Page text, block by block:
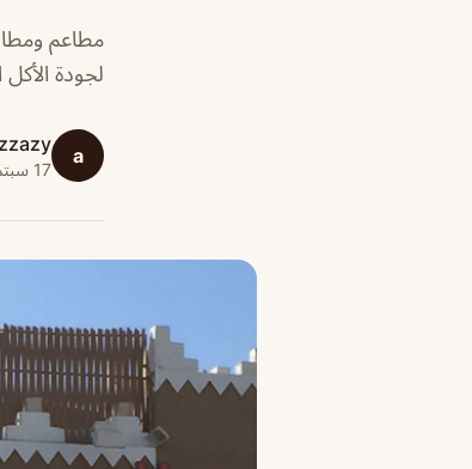
مطاعم
لجودة
a
17 سبتمبر 2020 · 1 دقائق قراءة